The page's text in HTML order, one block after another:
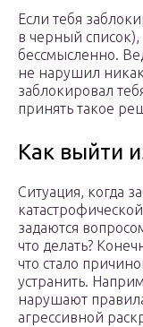
Если тебя
в черный список),
бессмысленно.
не нарушил
заблокировал
принять такое
Как выйти
Ситуация, когда
задаются
что делать?
что стало
устранить.
нарушают
агрессивной